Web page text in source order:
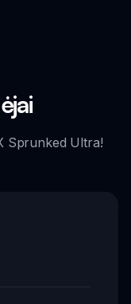
Sprunked Ultra!